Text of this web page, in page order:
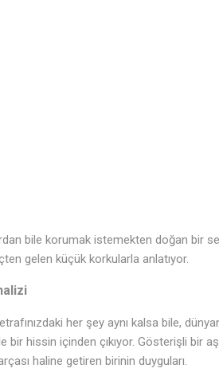
bile korumak istemekten doğan bir
gelen küçük korkularla anlatıyor.
her şey aynı kalsa bile,
bir hissin içinden çıkıyor. Gösterişli bir
haline getiren birinin duyguları.